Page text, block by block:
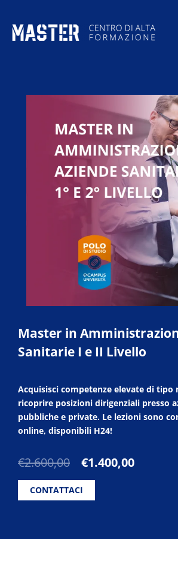
Master in
Sanitarie I e II Livello
Acquisisci competenze elevate di tipo
ricoprire posizioni dirigenziali presso
pubbliche e private. Le lezioni sono
online, disponibili H24!
€2.600,00
Il
originale
era:
€1.400,00Il
CONTATTACI